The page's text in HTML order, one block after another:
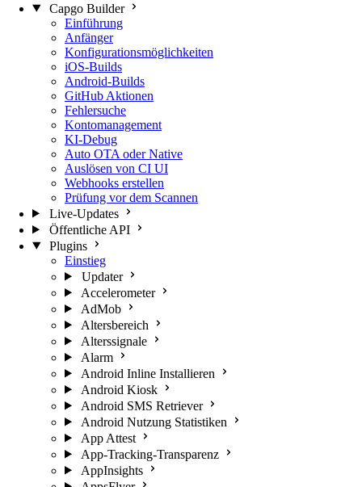
Capgo Builder
Einführung
Anfänger
Konfigurationsmöglichkeiten
iOS-Builds
Android-Builds
GitHub Aktionen
Fehlersuche
Kontomanagement
KI-Debug
Auto OTA oder Native
Auslösen von CI UI
Webhooks erstellen
Prüfung vor dem Scannen
Live-Updates
Öffentliche API
Plugins
Einstieg
Updater
Accelerometer
AdMob
Altersbereich
Alterssignale
Alarm
Android Inline Installieren
Android Kiosk
Android SMS Retriever
Android Nutzung Statistiken
App Attest
App-Tracking-Transparenz
AppInsights